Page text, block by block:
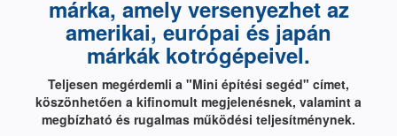
márka, amely versenyezhet az
amerikai, európai és japán
márkák kotrógépeivel.
Teljesen megérdemli a "Mini építési segéd" címet,
köszönhetően a kifinomult megjelenésnek, valamint a
megbízható és rugalmas működési teljesítménynek.